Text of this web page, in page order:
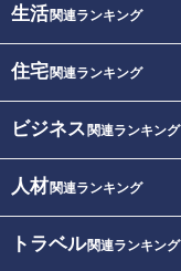
生活関連ランキング
住宅関連ランキング
ビジネス 関連ランキング
人材関連ランキング
トラベル関連ランキング